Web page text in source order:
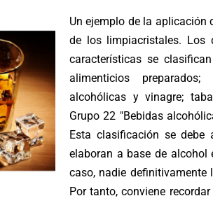
Un ejemplo de la aplicación
de los limpiacristales. Los
características se
alimenticios
alcohólicas y vinagre;
Grupo 22 "Bebidas
Esta clasificación se debe
elaboran a base de alcohol
caso, nadie definitivamente
Por tanto, conviene